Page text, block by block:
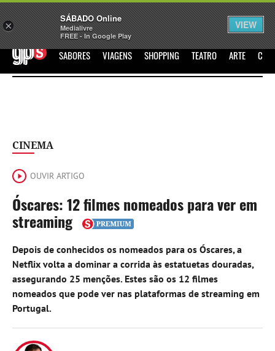
Sábado Assine Iniciar Sessão
GPS SABORES VIAGENS SHOPPING TEATRO ARTE
CINEMA
OUVIR ARTIGO
Óscares: 12 filmes nomeados para ver em
streaming
Depois de conhecidos os nomeados para os Óscares, a
Netflix volta a dominar a corrida às estatuetas douradas,
assegurando 25 menções. Estes são os 12 filmes
nomeados que pode ver nas plataformas de streaming em
Portugal.
×
SÁBADO Online
Medialivre
FREE - In Google Play
VIEW